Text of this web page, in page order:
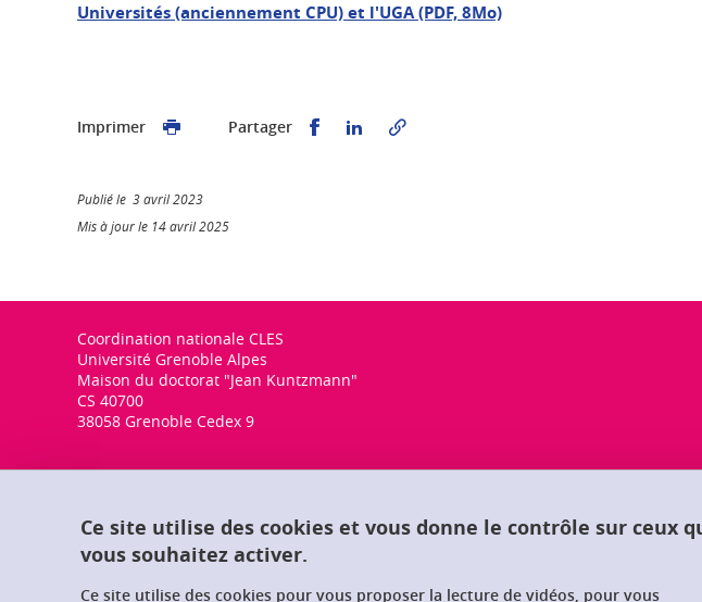
Universités (anciennement CPU) et l'UGA (PDF, 8Mo)
Imprimer Partager Partager sur Facebook
Partager sur LinkedIn
Publié le 3 avril 2023
Mis à jour le 14 avril 2025
Coordination nationale CLES
Université Grenoble Alpes
Maison du doctorat "Jean Kuntzmann"
CS 40700
38058 Grenoble Cedex 9
Ce site utilise des cookies et vous donne le contrôle sur ceux
vous souhaitez activer.
Ce site utilise des cookies pour vous proposer la lecture de vidéos, pour vous